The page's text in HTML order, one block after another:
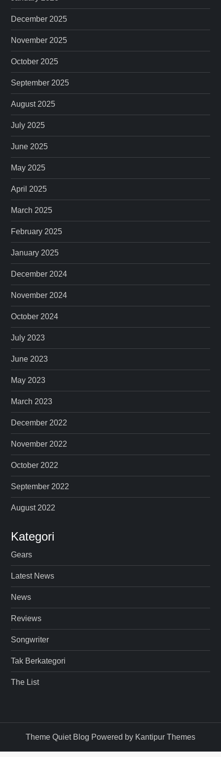
December 2025
November 2025
October 2025
September 2025
August 2025
July 2025
June 2025
May 2025
April 2025
March 2025
February 2025
January 2025
December 2024
November 2024
October 2024
July 2023
June 2023
May 2023
March 2023
December 2022
November 2022
October 2022
September 2022
August 2022
Kategori
Gears
Latest News
News
Reviews
Songwriter
Tak Berkategori
The List
Theme Quiet Blog Powered by Kantipur Themes